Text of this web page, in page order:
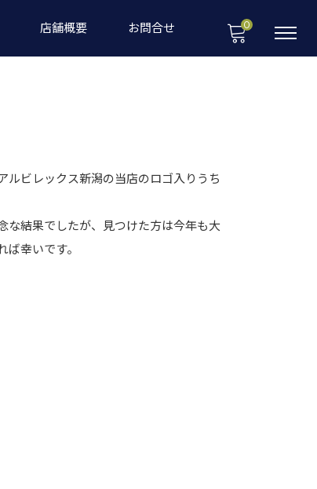
店舗概要 お問合せ 0
ルビレックス新潟の当店のロゴ入りうち
な結果でしたが、見つけた方は今年も大
ば幸いです。